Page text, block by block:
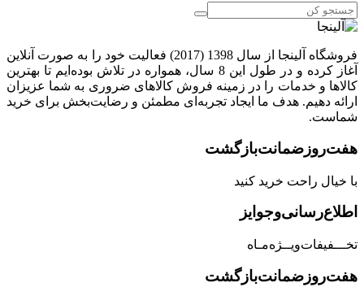
فروشگاه آلینجا از سال 1398 (2017) فعالیت خود را به صورت آنلاین
آغاز کرده و در طول این 8 سال، همواره در تلاش بوده‌ایم تا بهترین
کالاها و خدمات را در زمینه فروش کالاهای ضروری به شما عزیزان
ارائه دهیم. هدف ما ایجاد تجربه‌ای مطمئن و رضایت‌بخش برای خرید
شماست.
هفت‌روز‌ضمانت‌بازگشت
با خیال راحت خرید کنید
اطلاع‌رسانی‌و‌جوایز
تخـــفیفات‌ویــژه‌مـاه
هفت‌روز‌ضمانت‌بازگشت